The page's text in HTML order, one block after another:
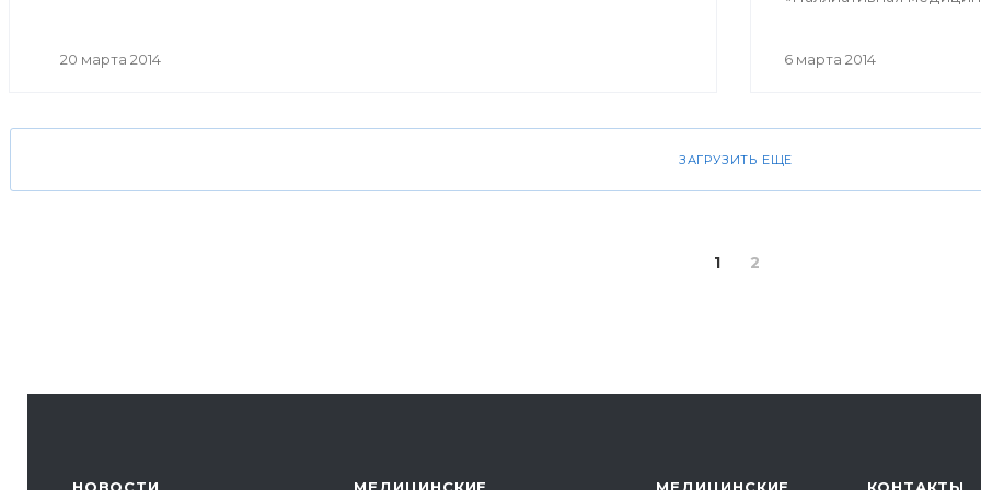
20 марта 2014
кардиологи, неврологи,
онкологи, педиатры,
6 марта 2014
ЗАГРУЗИТЬ ЕЩЕ
1 2